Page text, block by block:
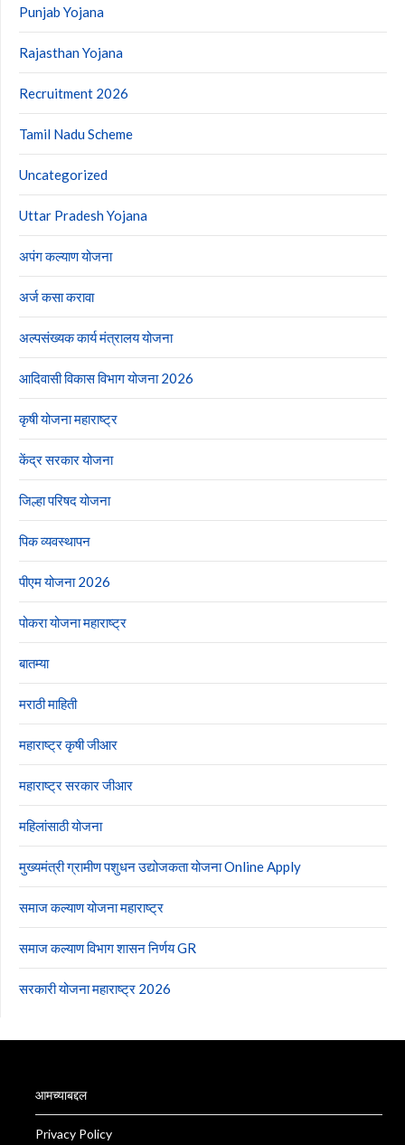
Punjab Yojana
Rajasthan Yojana
Recruitment 2026
Tamil Nadu Scheme
Uncategorized
Uttar Pradesh Yojana
अपंग कल्याण योजना
अर्ज कसा करावा
अल्पसंख्यक कार्य मंत्रालय योजना
आदिवासी विकास विभाग योजना 2026
कृषी योजना महाराष्ट्र
केंद्र सरकार योजना
जिल्हा परिषद योजना
पिक व्यवस्थापन
पीएम योजना 2026
पोकरा योजना महाराष्ट्र
बातम्या
मराठी माहिती
महाराष्ट्र कृषी जीआर
महाराष्ट्र सरकार जीआर
महिलांसाठी योजना
मुख्यमंत्री ग्रामीण पशुधन उद्योजकता योजना Online Apply
समाज कल्याण योजना महाराष्ट्र
समाज कल्याण विभाग शासन निर्णय GR
सरकारी योजना महाराष्ट्र 2026
आमच्याबद्दल
Privacy Policy